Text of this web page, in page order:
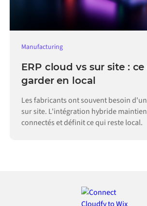
Manufacturing
ERP cloud vs sur site :
garder en local
Les fabricants ont souvent besoin
sur site. L'intégration hybride
connectés et définit ce qui reste local.